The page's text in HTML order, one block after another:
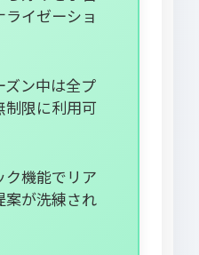
イゼーショ
ズン中は全プ
制限に利用可
ク機能でリア
案が洗練され